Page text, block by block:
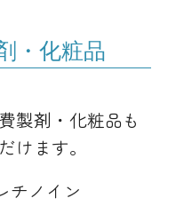
・化粧品
製剤・化粧品も
けます。
チノイン